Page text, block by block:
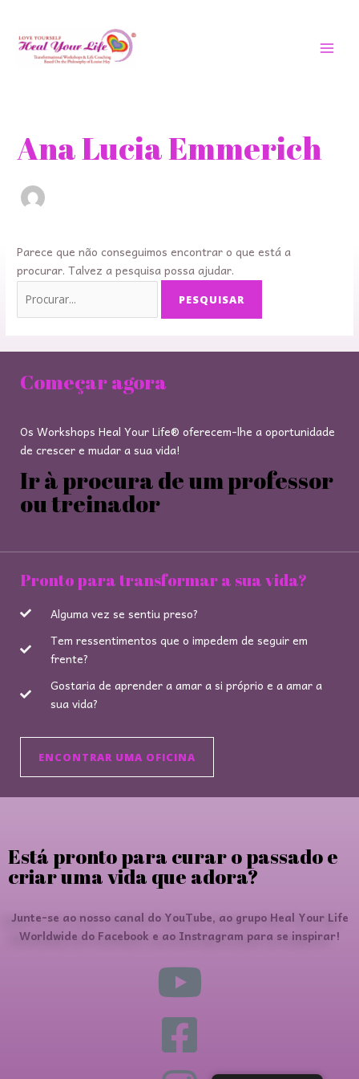
conteúdo
Ana Lucia Emmerich
Parece que não conseguimos encontrar o que está a
procurar. Talvez a pesquisa possa ajudar.
Começar agora
Os Workshops Heal Your Life® oferecem-lhe a oportunidade
de crescer e mudar a sua vida!
Ir à procura de um professor
ou treinador
Pronto para transformar a sua vida?
Alguma vez se sentiu preso?
Tem ressentimentos que o impedem de seguir em
frente?
Gostaria de aprender a amar a si próprio e a amar a
sua vida?
ENCONTRAR UMA OFICINA
Está pronto para curar o passado e
criar uma vida que adora?
Junte-se ao nosso canal do YouTube, ao grupo Heal Your Life
Worldwide do Facebook e ao Instragram para se inspirar!